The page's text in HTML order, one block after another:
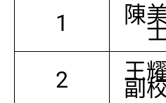
1
陳
2 王
副